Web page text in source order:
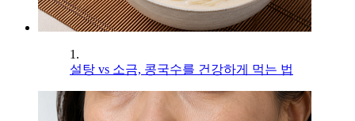
1.
설탕 vs 소금, 콩국수를 건강하게 먹는 법